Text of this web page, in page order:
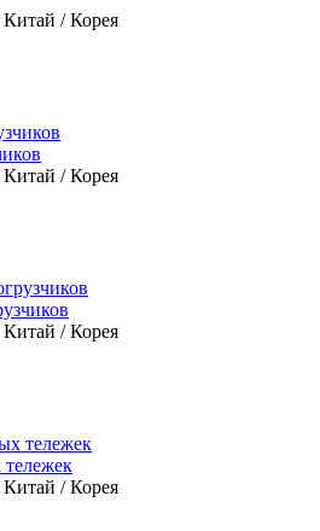
/ Корея
/ Корея
/ Корея
/ Корея